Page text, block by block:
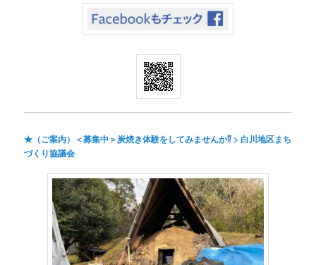
★（ご案内）＜募集中＞炭焼き体験をしてみませんか⁉ > 白川地区まち
づくり協議会